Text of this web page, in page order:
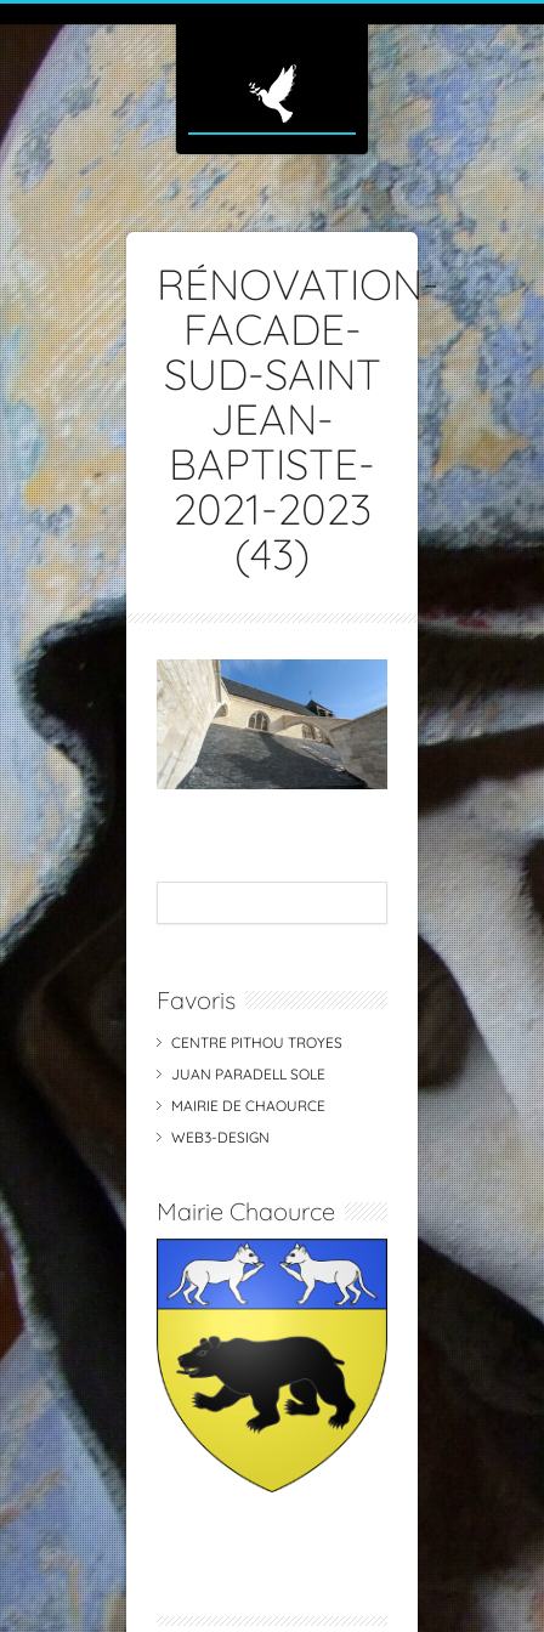
RÉNOVATION-
FACADE-
SUD-SAINT
JEAN-
BAPTISTE-
2021-2023
(43)
Favoris
CENTRE PITHOU TROYES
JUAN PARADELL SOLE
MAIRIE DE CHAOURCE
WEB3-DESIGN
Mairie Chaource